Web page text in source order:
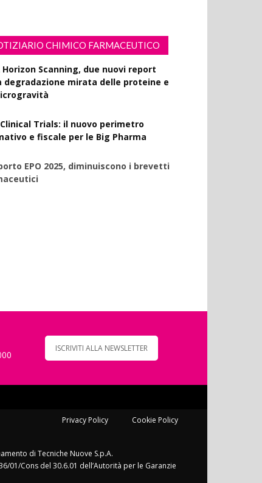
CHIMICO FARMACEUTICO
Horizon Scanning, due nuovi report
degradazione mirata delle proteine e
Trials: il nuovo perimetro
e fiscale per le Big Pharma
EPO 2025, diminuiscono i brevetti
ISCRIVITI ALLA NEWSLETTER
Privacy Policy Cookie Policy
di Tecniche Nuove S.p.A.
01/Cons del 30.6.01 dell’Autorità per le Garanzie